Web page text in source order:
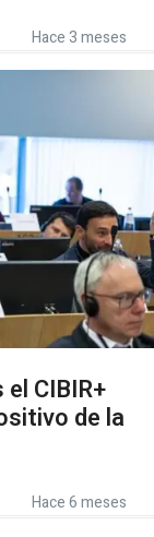
Hace 3 meses
CIBIR+
de la
Hace 6 meses